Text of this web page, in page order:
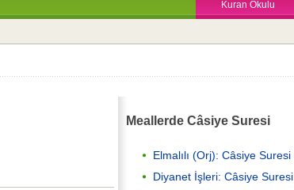
Kuran Okulu
Meallerde Câsiye Suresi
Elmalılı (Orj): Câsiye Suresi
Diyanet İşleri: Câsiye Suresi